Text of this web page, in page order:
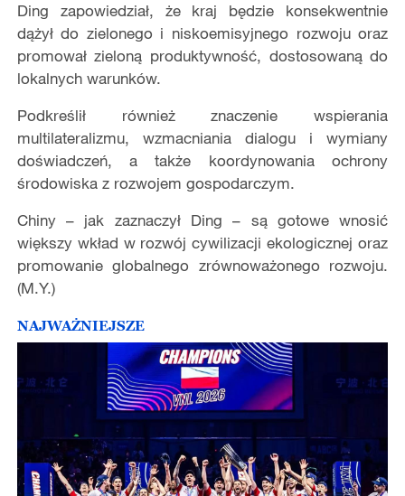
Ding zapowiedział, że kraj będzie konsekwentnie
dążył do zielonego i niskoemisyjnego rozwoju oraz
promował zieloną produktywność, dostosowaną do
lokalnych warunków.
Podkreślił również znaczenie wspierania
multilateralizmu, wzmacniania dialogu i wymiany
doświadczeń, a także koordynowania ochrony
środowiska z rozwojem gospodarczym.
Chiny – jak zaznaczył Ding – są gotowe wnosić
większy wkład w rozwój cywilizacji ekologicznej oraz
promowanie globalnego zrównoważonego rozwoju.
(M.Y.)
NAJWAŻNIEJSZE